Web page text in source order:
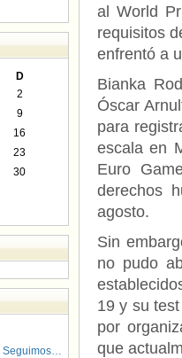
al World
requisitos
enfrentó a
Bianka
Óscar
para
escala en
Euro
derechos
agosto.
Sin
no pudo
19 y su
por
que
D
2
9
16
23
30
Seguimos…